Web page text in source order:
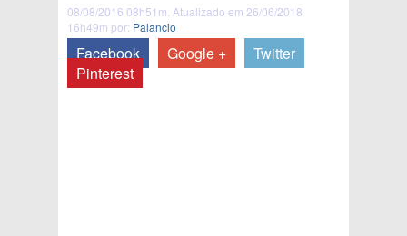
08/08/2016 08h51m. Atualizado em 26/06/2018
16h49m por: Palancio
Facebook Google +
Twitter
Pinterest